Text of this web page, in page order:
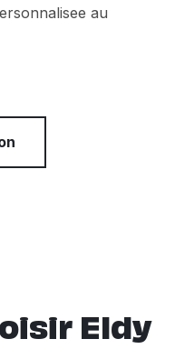
au
Eldy